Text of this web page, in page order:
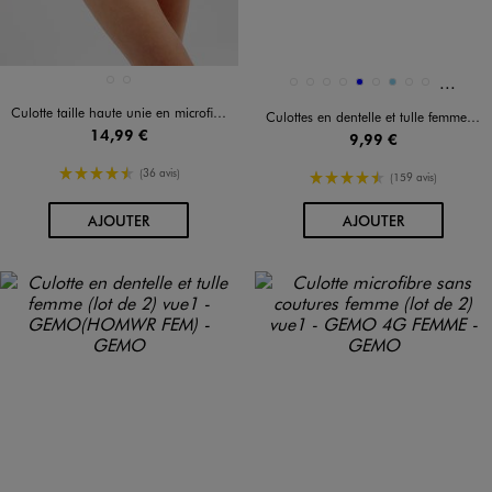
Culotte taille haute unie en microfibre femme
14,99 €
4.5/5 de moyenne
(36 avis)
AJOUTERAU PANIER
Disponible en 42 coloris
BLANC VIF
BLEU BLEU CHINE
BLEU CIEL Et 33
Culottes en dentelle et tulle femme (lot de 2)
9,99 €
4.5/5 de moyenne
(159 avis)
AJOUTERAU PANIER